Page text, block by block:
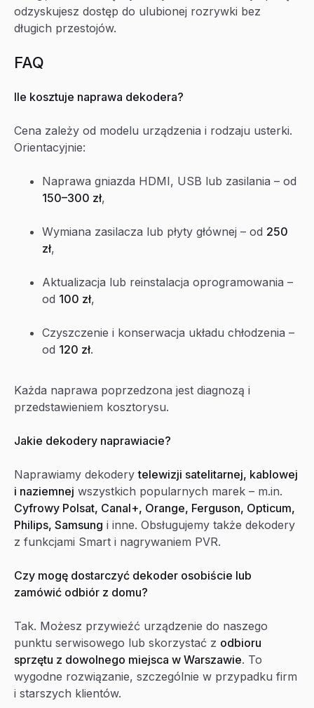
odzyskujesz dostęp do ulubionej rozrywki bez
długich przestojów.
FAQ
Ile kosztuje naprawa dekodera?
Cena zależy od modelu urządzenia i rodzaju usterki.
Orientacyjnie:
Naprawa gniazda HDMI, USB lub zasilania – od
150–300 zł,
Wymiana zasilacza lub płyty głównej – od 250
zł,
Aktualizacja lub reinstalacja oprogramowania –
od 100 zł,
Czyszczenie i konserwacja układu chłodzenia –
od 120 zł.
Każda naprawa poprzedzona jest diagnozą i
przedstawieniem kosztorysu.
Jakie dekodery naprawiacie?
Naprawiamy dekoderytelewizji satelitarnej, kablowej
i naziemnej wszystkich popularnych marek – m.in.
Cyfrowy Polsat, Canal+, Orange, Ferguson, Opticum,
Philips, Samsung i inne. Obsługujemy także dekodery
z funkcjami Smart i nagrywaniem PVR.
Czy mogę dostarczyć dekoder osobiście lub
zamówić odbiór z domu?
Tak. Możesz przywieźć urządzenie do naszego
punktu serwisowego lub skorzystać z odbioru
sprzętu z dowolnego miejsca w Warszawie. To
wygodne rozwiązanie, szczególnie w przypadku firm
i starszych klientów.